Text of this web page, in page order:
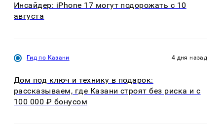
Инсайдер: iPhone 17 могут подорожать с 10
августа
Гид по Казани 4 дня назад
Дом под ключ и технику в подарок:
рассказываем, где Казани строят без риска и с
100 000 ₽ бонусом